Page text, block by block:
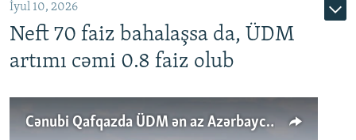
İyul 10, 2026
Neft 70 faiz bahalaşsa da, ÜDM
artımı cəmi 0.8 faiz olub
Cənubi Qafqazda ÜDM ən az Azərbaycanda artır: Qonşuları niyə Bakını qabaqlaya bilir?